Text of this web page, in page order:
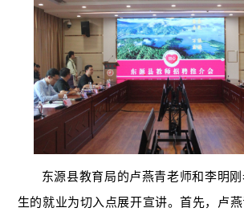
东源县教育局的卢燕青老师和李明
生的就业为切入点展开宣讲。首先，卢